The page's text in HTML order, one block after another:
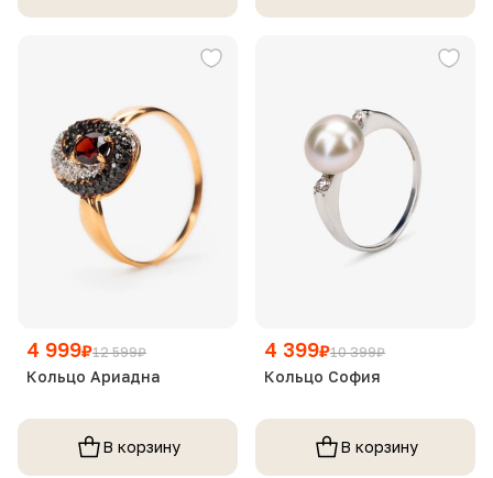
4 999₽12 599₽
Кольцо Ариадна
В корзину
4 399₽10 399₽
Кольцо София
В корзину